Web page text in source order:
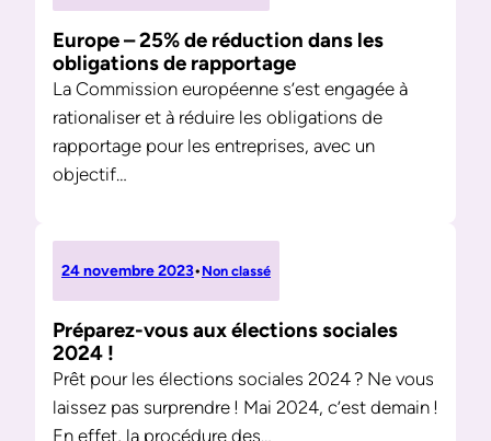
Europe – 25% de réduction dans les
obligations de rapportage
La Commission européenne s’est engagée à
rationaliser et à réduire les obligations de
rapportage pour les entreprises, avec un
objectif…
24 novembre 2023• Non classé
Préparez-vous aux élections sociales
2024 !
Prêt pour les élections sociales 2024 ? Ne vous
laissez pas surprendre ! Mai 2024, c’est demain !
En effet, la procédure des…